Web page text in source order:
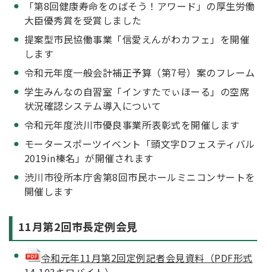
「第8回健康寿命をのばそう！アワード」の厚生労働
大臣優秀賞を受賞しました
提案型市民協働事業「信愛えんがわカフェ」を開催
します
令和元年度一般会計補正予算（第7号）案のフレーム
学生みんなの自習室「インすたでぃほーる」の空席
状況確認システム導入について
令和元年度渋川市優良事業所表彰式を開催します
モータースポーツイベント「頭文字Dフェスティバル
2019in榛名」が開催されます
渋川市役所本庁舎第8回市民ホールミニコンサートを
開催します
11月第2回市長定例会見
令和元年11月第2回定例記者会見資料（PDF形式